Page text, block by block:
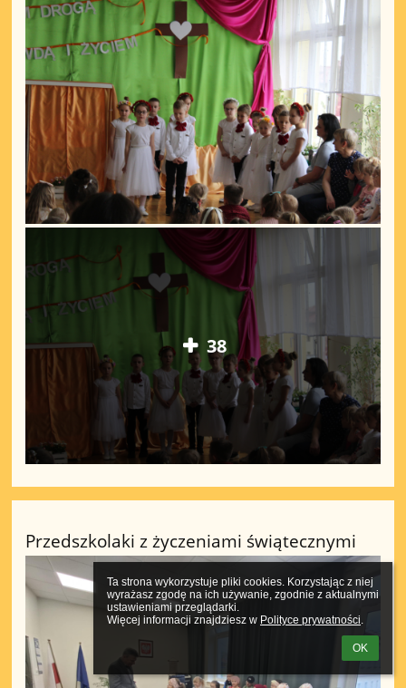
Ta strona wykorzystuje pliki cookies. Korzystając z niej
wyrażasz zgodę na ich używanie, zgodnie z aktualnymi
ustawieniami przeglądarki.
Więcej informacji znajdziesz w Polityce prywatności.
OK
38
Przedszkolaki z życzeniami świątecznymi